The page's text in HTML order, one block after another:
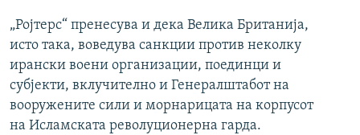
„Ројтерс“ пренесува и дека Велика Британија,
исто така, воведува санкции против неколку
ирански воени организации, поединци и
субјекти, вклучително и Генералштабот на
вооружените сили и морнарицата на корпусот
на Исламската револуционерна гарда.